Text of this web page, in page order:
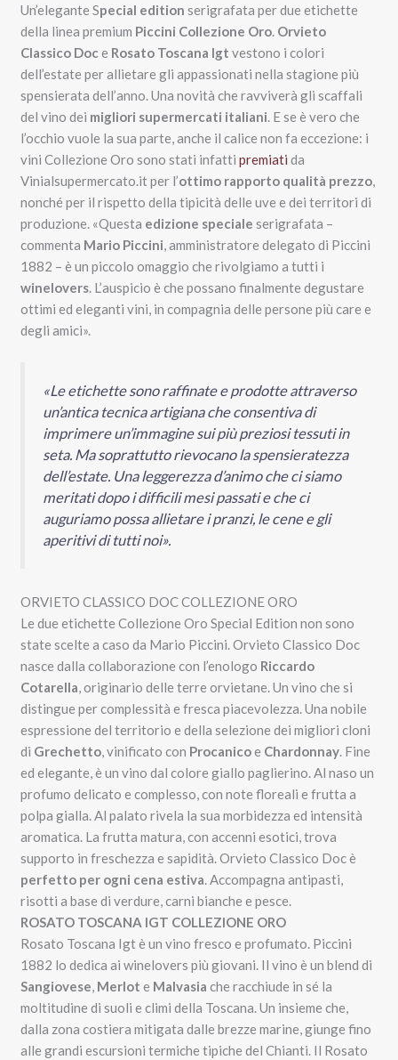
Un’elegante Special edition serigrafata per due etichette
della linea premium Piccini Collezione Oro Orvieto
Classico Doc e Rosato Toscana Igt vestono i colori
dell’estate per allietare gli appassionati nella stagione più
spensierata dell’anno. Una novità che ravviverà gli scaffali
del vino dei migliori supermercati italiani . E se è vero che
l’occhio vuole la sua parte, anche il calice non fa eccezione: i
vini Collezione Oro sono stati infattipremiati da
Vinialsupermercato.it per l’ottimo rapporto qualità prezzo
nonché per il rispetto della tipicità delle uve e dei territori di
produzione. «Questa edizione speciale serigrafata –
commenta Mario Piccini , amministratore delegato di Piccini
1882 – è un piccolo omaggio che rivolgiamo a tutti i
winelovers . L’auspicio è che possano finalmente degustare
ottimi ed eleganti vini, in compagnia delle persone più care e
degli amici».
«Le etichette sono raffinate e prodotte attraverso
un’antica tecnica artigiana che consentiva di
imprimere un’immagine sui più preziosi tessuti in
seta. Ma soprattutto rievocano la spensieratezza
dell’estate. Una leggerezza d’animo che ci siamo
meritati dopo i difficili mesi passati e che ci
auguriamo possa allietare i pranzi, le cene e gli
aperitivi di tutti noi».
ORVIETO CLASSICO DOC COLLEZIONE ORO
Le due etichette Collezione Oro Special Edition non sono
state scelte a caso da Mario Piccini. Orvieto Classico Doc
nasce dalla collaborazione con l’enologo Riccardo
Cotarella, originario delle terre orvietane. Un vino che si
distingue per complessità e fresca piacevolezza. Una nobile
espressione del territorio e della selezione dei migliori cloni
di Grechetto, vinificato con Procanicoe Chardonnay. Fine
ed elegante, è un vino dal colore giallo paglierino. Al naso un
profumo delicato e complesso, con note floreali e frutta a
polpa gialla. Al palato rivela la sua morbidezza ed intensità
aromatica. La frutta matura, con accenni esotici, trova
supporto in freschezza e sapidità. Orvieto Classico Doc è
perfetto per ogni cena estiva. Accompagna antipasti,
risotti a base di verdure, carni bianche e pesce.
ROSATO TOSCANA IGT COLLEZIONE ORO
Rosato Toscana Igt è un vino fresco e profumato. Piccini
1882 lo dedica ai winelovers più giovani. Il vino è un blend di
Sangiovese, Merlot e Malvasia che racchiude in sé la
moltitudine di suoli e climi della Toscana. Un insieme che,
dalla zona costiera mitigata dalle brezze marine, giunge fino
alle grandi escursioni termiche tipiche del Chianti. Il Rosato